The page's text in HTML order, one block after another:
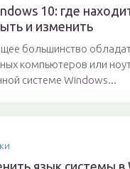
10: где
и изменить
большинство
компьютеров или
системе Windows...